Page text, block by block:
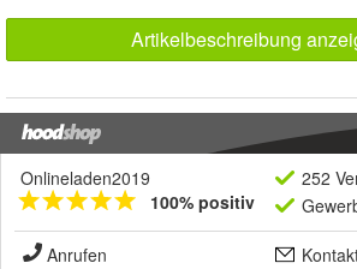
Artikelbeschreibung
Onlineladen2019
100% positiv
252
Anrufen